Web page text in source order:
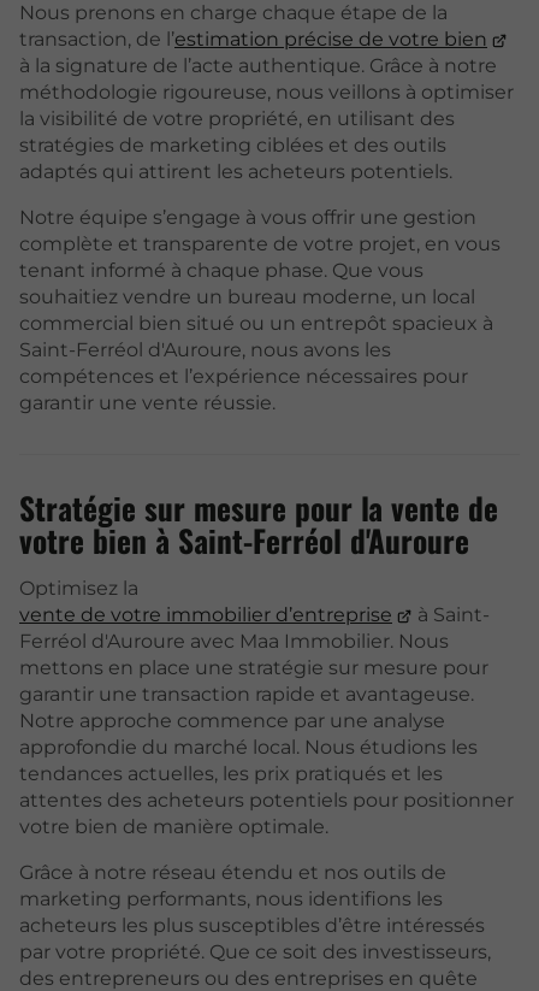
Nous prenons en charge chaque étape de la
transaction, de l’estimation précise de votre bien
à la signature de l’acte authentique. Grâce à notre
méthodologie rigoureuse, nous veillons à optimiser
la visibilité de votre propriété, en utilisant des
stratégies de marketing ciblées et des outils
adaptés qui attirent les acheteurs potentiels.
Notre équipe s’engage à vous offrir une gestion
complète et transparente de votre projet, en vous
tenant informé à chaque phase. Que vous
souhaitiez vendre un bureau moderne, un local
commercial bien situé ou un entrepôt spacieux à
Saint-Ferréol d'Auroure, nous avons les
compétences et l’expérience nécessaires pour
garantir une vente réussie.
Stratégie sur mesure pour la vente de
votre bien à Saint-Ferréol d'Auroure
Optimisez la
vente de votre immobilier d’entreprise
à Saint-
Ferréol d'Auroure avec Maa Immobilier. Nous
mettons en place une stratégie sur mesure pour
garantir une transaction rapide et avantageuse.
Notre approche commence par une analyse
approfondie du marché local. Nous étudions les
tendances actuelles, les prix pratiqués et les
attentes des acheteurs potentiels pour positionner
votre bien de manière optimale.
Grâce à notre réseau étendu et nos outils de
marketing performants, nous identifions les
acheteurs les plus susceptibles d’être intéressés
par votre propriété. Que ce soit des investisseurs,
des entrepreneurs ou des entreprises en quête